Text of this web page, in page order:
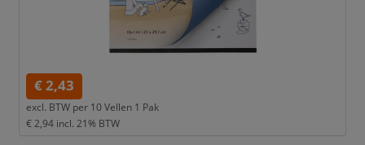
€ 2,43
excl. BTW per 10 Vellen 1 Pak
€ 2,94 incl. 21% BTW